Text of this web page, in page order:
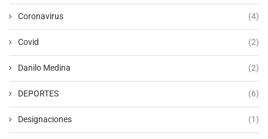
Coronavirus (4)
Covid (2)
Danilo Medina (2)
DEPORTES (6)
Designaciones (1)